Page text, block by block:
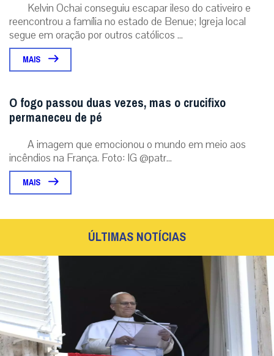
Kelvin Ochai conseguiu escapar ileso do cativeiro e
reencontrou a família no estado de Benue; Igreja local
segue em oração por outros católicos ...
MAIS
O fogo passou duas vezes, mas o crucifixo
permaneceu de pé
A imagem que emocionou o mundo em meio aos
incêndios na França. Foto: IG @patr...
MAIS
ÚLTIMAS NOTÍCIAS